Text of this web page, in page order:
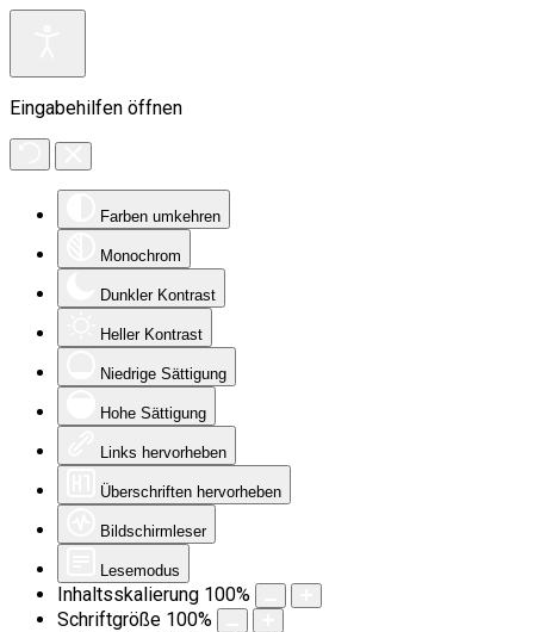
Eingabehilfen öffnen
Farben umkehren
Monochrom
Dunkler Kontrast
Heller Kontrast
Niedrige Sättigung
Hohe Sättigung
Links hervorheben
Überschriften hervorheben
Bildschirmleser
Lesemodus
Inhaltsskalierung 100%
Schriftgröße 100%